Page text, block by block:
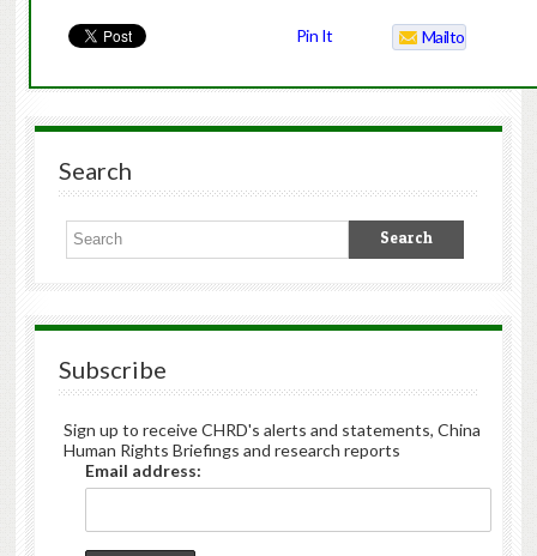
Pin It Mailto
Search
Subscribe
Sign up to receive CHRD's alerts and statements, China
Human Rights Briefings and research reports
Email address: